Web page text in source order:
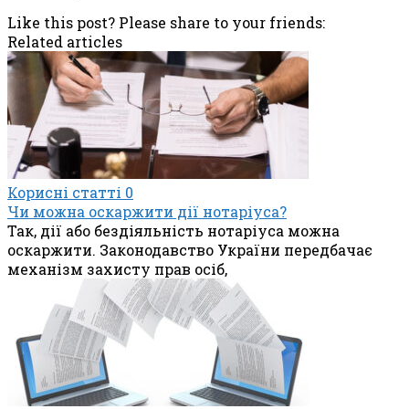
Like this post? Please share to your friends:
Related articles
Корисні статті 0
Чи можна оскаржити дії нотаріуса?
Так, дії або бездіяльність нотаріуса можна
оскаржити. Законодавство України передбачає
механізм захисту прав осіб,